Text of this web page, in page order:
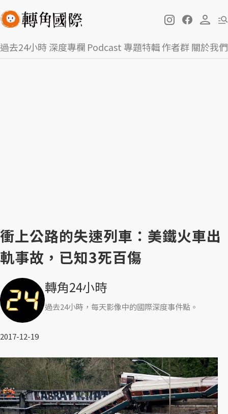
過去24小時深度專欄 Podcast 專題特輯作者群關於我們
衝上公路的失速列車：美鐵火車出
軌事故，已知3死百傷
轉角24小時
過去24小時，每天影像中的國際深度事件點。
2017-12-19